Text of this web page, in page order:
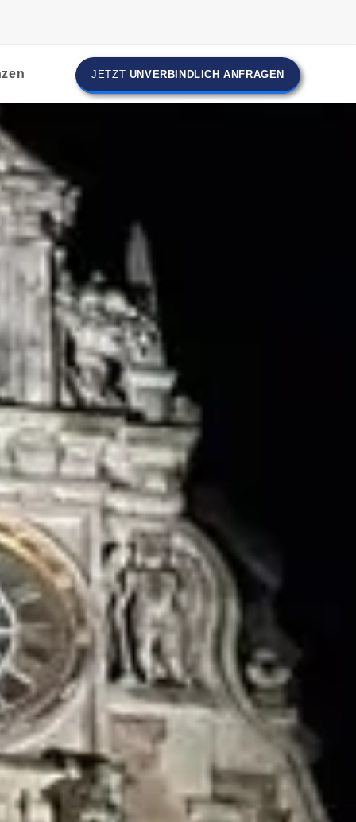
JETZT UNVERBINDLICH ANFRAGEN